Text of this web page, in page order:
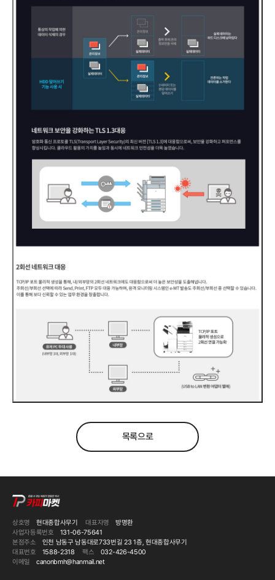
목록으로
상호명 현대종합사무기 대표자명
방명환
사업자등록번호
131-06-75641
본점주소
인천 남동구 남동대로733번길 23 1층, 현대종합사무기
대표번호
1588-2318 팩스
032-426-4500
이메일
canonbmh@hanmail.net